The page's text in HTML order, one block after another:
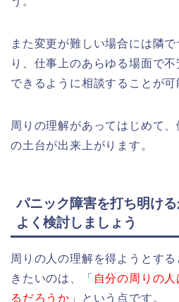
また変更が難しい場合には隣
り、仕事上のあらゆる場面で
できるように相談することが可
周りの理解があってはじめて
の土台が出来上がります。
パニック障害を打ち明け
よく検討しましょう
周りの人の理解を得ようとす
きたいのは、「 自分の周りの
るだろうか 」という点です。